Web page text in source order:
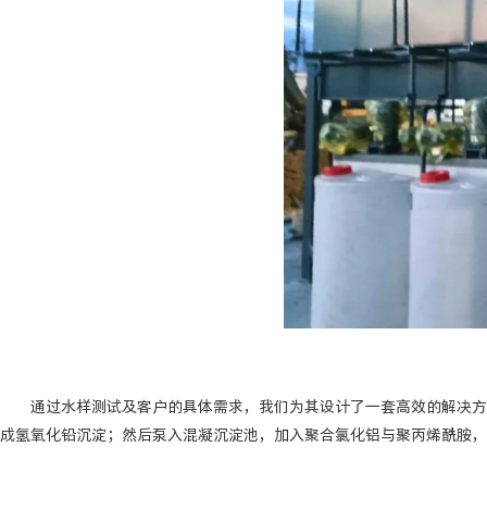
通过水样测试及客户的具体需求，我们为其设计了一套高效的解决
成氢氧化铅沉淀；然后泵入混凝沉淀池，加入聚合氯化铝与聚丙烯酰